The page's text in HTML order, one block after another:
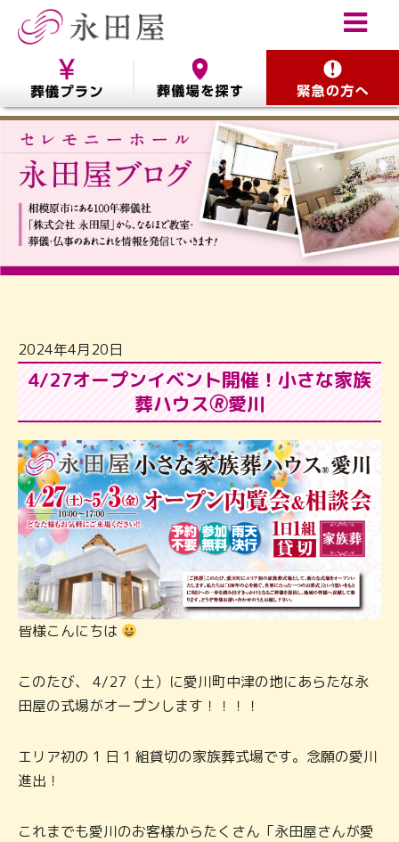
2024年4月20日
4/27オープンイベント開催！小さな家族
葬ハウス🄬愛川
皆様こんにちは
このたび、 4/27（土）に愛川町中津の地にあらたな永
田屋の式場がオープンします！！！！
エリア初の 1 日 1 組貸切の家族葬式場です。念願の愛川
進出！
これまでも愛川のお客様からたくさん「永田屋さんが愛